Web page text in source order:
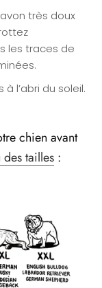
très doux
les traces de
à l’abri du soleil.
chien avant
des tailles :